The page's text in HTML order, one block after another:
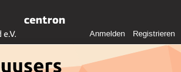
Anmelden Registrieren